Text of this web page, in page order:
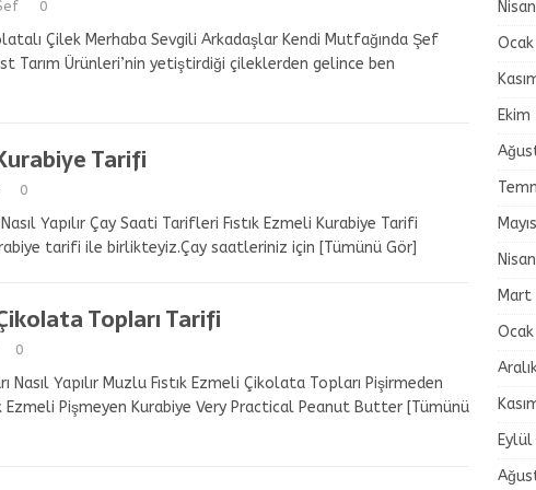
0
Çilek Merhaba Sevgili Arkadaşlar Kendi Mutfağında Şef
Tarım Ürünleri’nin yetiştirdiği çileklerden gelince ben
Tarifi
0
Yapılır Çay Saati Tarifleri Fıstık Ezmeli Kurabiye Tarifi
tarifi ile birlikteyiz.Çay saatleriniz için [Tümünü Gör]
Topları Tarifi
0
Nasıl Yapılır Muzlu Fıstık Ezmeli Çikolata Topları Pişirmeden
Ezmeli Pişmeyen Kurabiye Very Practical Peanut Butter [Tümünü
Mart